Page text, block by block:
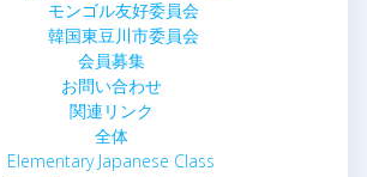
モンゴル友好委員会
韓国東豆川市委員会
会員募集
お問い合わせ
関連リンク
全体
Elementary Japanese Class